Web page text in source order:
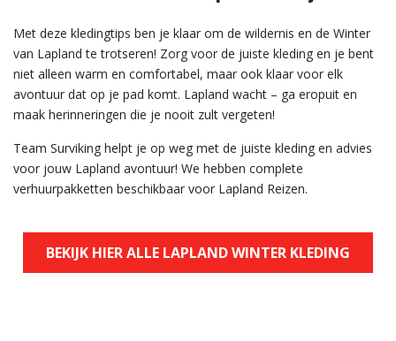
Met deze kledingtips ben je klaar om de wildernis en de Winter
van Lapland te trotseren! Zorg voor de juiste kleding en je bent
niet alleen warm en comfortabel, maar ook klaar voor elk
avontuur dat op je pad komt. Lapland wacht – ga eropuit en
maak herinneringen die je nooit zult vergeten!
Team Surviking helpt je op weg met de juiste kleding en advies
voor jouw Lapland avontuur! We hebben complete
verhuurpakketten beschikbaar voor Lapland Reizen.
BEKIJK HIER ALLE LAPLAND WINTER KLEDING